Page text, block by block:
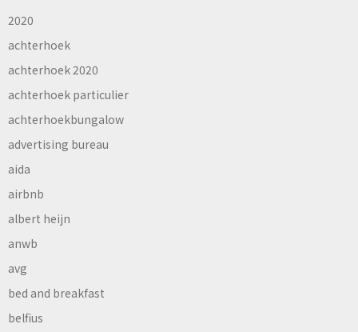
2020
achterhoek
achterhoek 2020
achterhoek particulier
achterhoekbungalow
advertising bureau
aida
airbnb
albert heijn
anwb
avg
bed and breakfast
belfius